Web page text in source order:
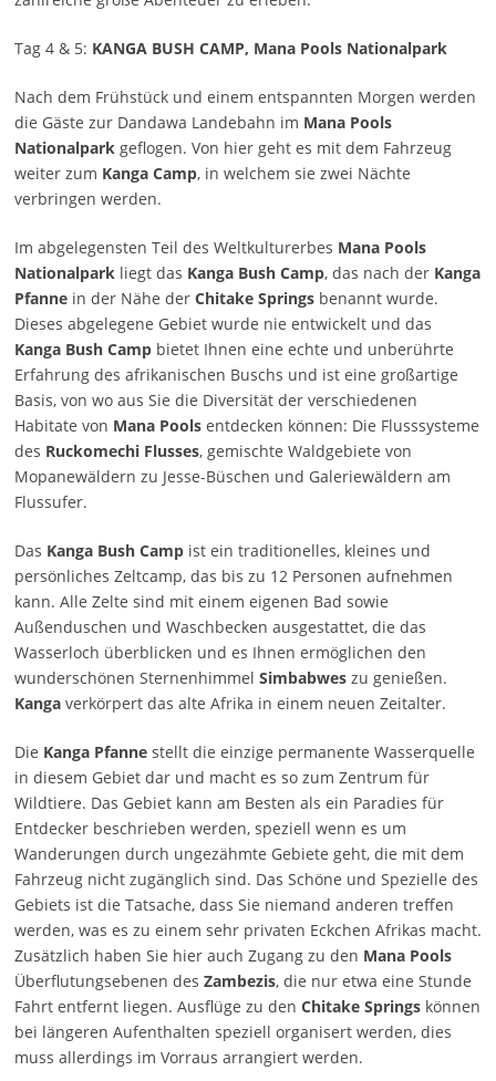
Tag 4 & 5: KANGA BUSH CAMP, Mana Pools Nationalpark
Nach dem Frühstück und einem entspannten Morgen werden
die Gäste zur Dandawa Landebahn im Mana Pools
Nationalparkgeflogen. Von hier geht es mit dem Fahrzeug
weiter zum Kanga Camp, in welchem sie zwei Nächte
verbringen werden.
Im abgelegensten Teil des Weltkulturerbes Mana Pools
Nationalparkliegt das Kanga Bush Camp, das nach der Kanga
Pfannein der Nähe der Chitake Springsbenannt wurde.
Dieses abgelegene Gebiet wurde nie entwickelt und das
Kanga Bush Campbietet Ihnen eine echte und unberührte
Erfahrung des afrikanischen Buschs und ist eine großartige
Basis, von wo aus Sie die Diversität der verschiedenen
Habitate von Mana Poolsentdecken können: Die Flusssysteme
des Ruckomechi Flusses, gemischte Waldgebiete von
Mopanewäldern zu Jesse-Büschen und Galeriewäldern am
Flussufer.
Das Kanga Bush Campist ein traditionelles, kleines und
persönliches Zeltcamp, das bis zu 12 Personen aufnehmen
kann. Alle Zelte sind mit einem eigenen Bad sowie
Außenduschen und Waschbecken ausgestattet, die das
Wasserloch überblicken und es Ihnen ermöglichen den
wunderschönen Sternenhimmel Simbabweszu genießen.
Kangaverkörpert das alte Afrika in einem neuen Zeitalter.
Die Kanga Pfannestellt die einzige permanente Wasserquelle
in diesem Gebiet dar und macht es so zum Zentrum für
Wildtiere. Das Gebiet kann am Besten als ein Paradies für
Entdecker beschrieben werden, speziell wenn es um
Wanderungen durch ungezähmte Gebiete geht, die mit dem
Fahrzeug nicht zugänglich sind. Das Schöne und Spezielle des
Gebiets ist die Tatsache, dass Sie niemand anderen treffen
werden, was es zu einem sehr privaten Eckchen Afrikas macht.
Zusätzlich haben Sie hier auch Zugang zu den Mana Pools
Überflutungsebenen des Zambezis, die nur etwa eine Stunde
Fahrt entfernt liegen. Ausflüge zu den Chitake Springskönnen
bei längeren Aufenthalten speziell organisert werden, dies
muss allerdings im Vorraus arrangiert werden.